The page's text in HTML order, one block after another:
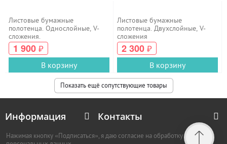
Листовые бумажные
полотенца. Однослойные, V-
сложения.
1 900 ₽
В корзину
Листовые бумажные
полотенца. Двухслойные, V-
сложения
2 300 ₽
В корзину
Показать ещё сопутствующие товары
Информация Контакты
Нажимая кнопку «Подписаться», я даю согласие на обработку